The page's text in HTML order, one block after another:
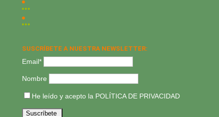
SUSCRÍBETE A NUESTRA NEWSLETTER:
Email*
Nombre
He leído y acepto la POLÍTICA DE PRIVACIDAD